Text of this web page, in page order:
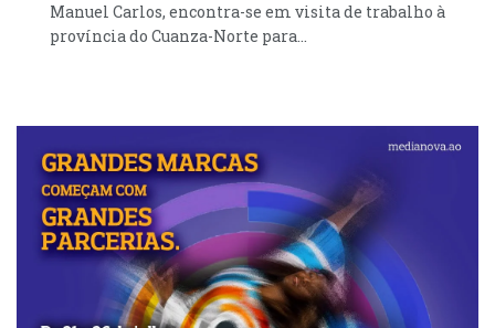
Manuel Carlos, encontra-se em visita de trabalho à
província do Cuanza-Norte para...